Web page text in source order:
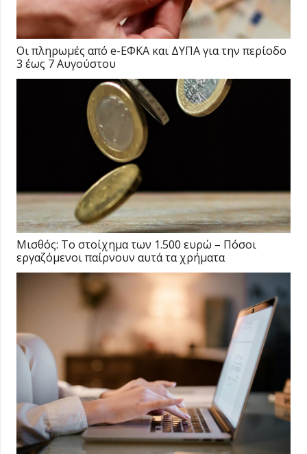
Οι πληρωμές από e-ΕΦΚΑ και ΔΥΠΑ για την περίοδο
3 έως 7 Αυγούστου
Μισθός: Το στοίχημα των 1.500 ευρώ – Πόσοι
εργαζόμενοι παίρνουν αυτά τα χρήματα